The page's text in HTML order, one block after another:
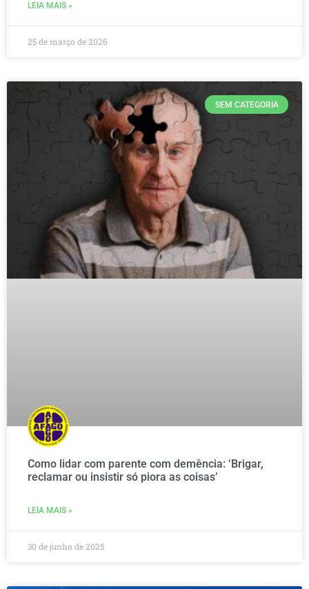
LEIA MAIS »
25 de março de 2026
SEM CATEGORIA
Como lidar com parente com demência: ‘Brigar,
reclamar ou insistir só piora as coisas’
LEIA MAIS »
30 de junho de 2025